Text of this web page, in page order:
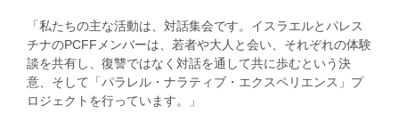
「私たちの主な活動は、対話集会です。イスラエルとパレス
チナのPCFFメンバーは、若者や大人と会い、それぞれの体験
談を共有し、復讐ではなく対話を通して共に歩むという決
意、そして「パラレル・ナラティブ・エクスペリエンス」プ
ロジェクトを行っています。」